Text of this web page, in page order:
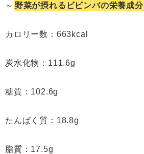
～ 野菜が摂れるビビンバの栄養成分
カロリー数：663kcal
炭水化物：111.6g
糖質：102.6g
たんぱく質：18.8g
脂質：17.5g